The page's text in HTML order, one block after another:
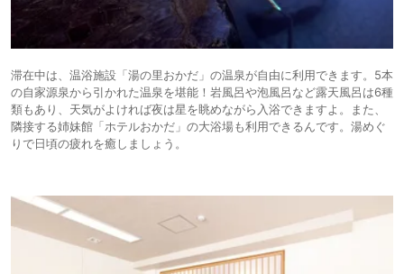
滞在中は、温浴施設「湯の里おかだ」の温泉が自由に利用できます。5本
の自家源泉から引かれた温泉を堪能！岩風呂や泡風呂など露天風呂は6種
類もあり、天気がよければ夜は星を眺めながら入浴できますよ。また、
隣接する姉妹館「ホテルおかだ」の大浴場も利用できるんです。湯めぐ
りで日頃の疲れを癒しましょう。